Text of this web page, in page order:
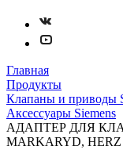
Главная
Продукты
Клапаны и приводы
Аксессуары Siemens
АДАПТЕР ДЛЯ
MARKARYD, HERZ